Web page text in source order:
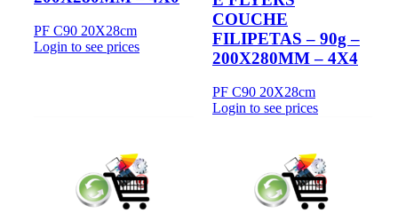
PF C90 20X28cm
Login to see prices
COUCHE
FILIPETAS – 90g –
200X280MM – 4X4
PF C90 20X28cm
Login to see prices